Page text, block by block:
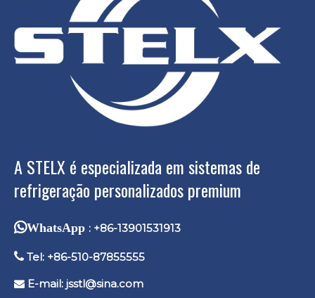
A STELX é especializada em sistemas de
refrigeração personalizados premium
WhatsApp : +86-13901531913
 Tel: +86-510-87855555
 E-mail: jsstl@sina.com